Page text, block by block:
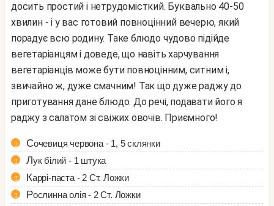
досить простий і нетрудомісткий. Буквально 40-50
хвилин - і у вас готовий повноцінний вечерю, який
порадує всю родину. Таке блюдо чудово підійде
вегетаріанцям і доведе, що навіть харчування
вегетаріанців може бути повноцінним, ситним і,
звичайно ж, дуже смачним! Так що дуже раджу до
приготування дане блюдо. До речі, подавати його я
раджу з салатом зі свіжих овочів. Приємного!
Сочевиця червона - 1, 5 склянки
Лук білий - 1 штука
Каррі-паста - 2 Ст. Ложки
Рослинна олія - 2 Ст. Ложки